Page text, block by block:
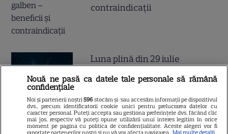
contraindicații
Luna plină din 29 iulie
momentul astral care îți poate
schimba direcția vieții
Nouă ne pasă ca datele tale personale să rămână
confidențiale
Noi și partenerii noștri596 stocăm și/sau accesăm informații pe dispozitivul
dvs., precum identificatorii cookie unici pentru prelucrarea datelor cu
caracter personal. Puteți accepta sau gestiona preferințele dvs. făcând clic
mai jos, respectiv vă puteți opune utilizării unui interes legitim în orice
moment pe pagina cu politica de confidențialitate. Aceste alegeri vor fi
raportate partenerilor noștri și nu vă vor afecta navigarea. Mai multe detalii